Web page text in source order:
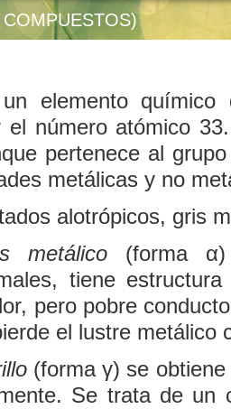
elemento
número atómico
pertenece al
metálicas y no
alotrópicos, gris
metálico (forma
tiene
pero pobre
el lustre metálico
(forma γ) se
Se trata de un